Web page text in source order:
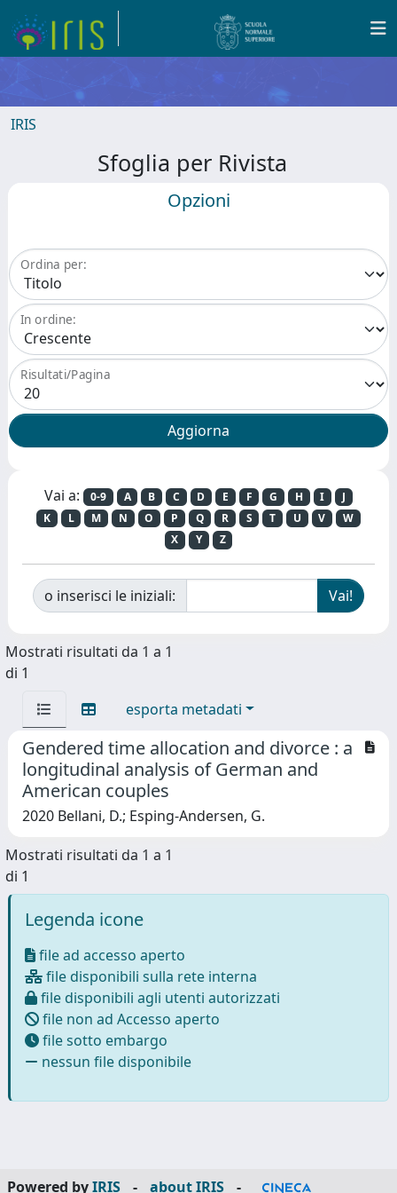
IRIS
Sfoglia per Rivista
Opzioni
Ordina per:
In ordine:
Risultati/Pagina
Vai a: 0-9 A B C D E F G H I
J
K
L M N O P Q R S T U V
W
X
Y Z
o inserisci le iniziali:
Mostrati risultati da 1 a 1
di 1
esporta metadati
Gendered time allocation and divorce : a
longitudinal analysis of German and
American couples
2020 Bellani, D.; Esping-Andersen, G.
Mostrati risultati da 1 a 1
di 1
Legenda icone
file ad accesso aperto
file disponibili sulla rete interna
file disponibili agli utenti autorizzati
file non ad Accesso aperto
file sotto embargo
nessun file disponibile
Powered byIRIS - about IRIS -